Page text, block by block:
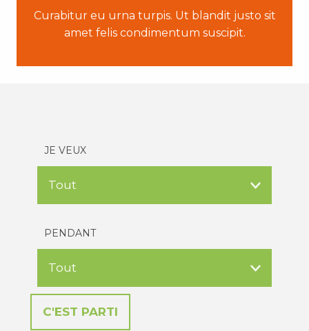
Curabitur eu urna turpis. Ut blandit justo sit
amet felis condimentum suscipit.
JE VEUX
PENDANT